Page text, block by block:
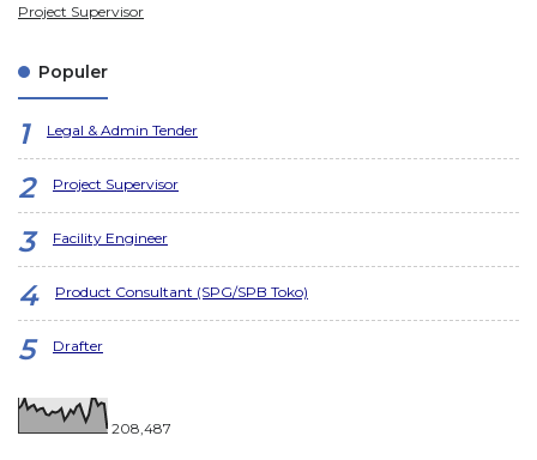
Project Supervisor
Populer
Legal & Admin Tender
Project Supervisor
Facility Engineer
Product Consultant (SPG/SPB Toko)
Drafter
208,487